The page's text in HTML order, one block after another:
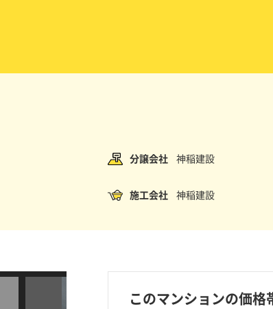
分譲会社 神稲建設
施工会社 神稲建設
このマンションの価格